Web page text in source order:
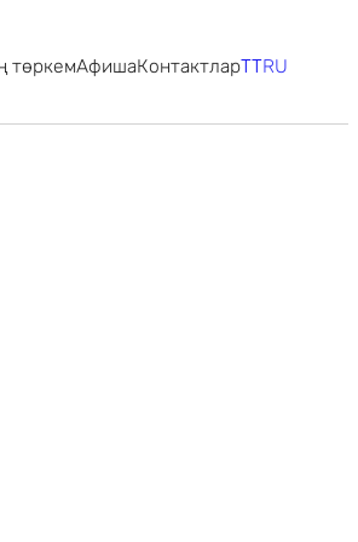
төркемАфишаКонтактларTTRU